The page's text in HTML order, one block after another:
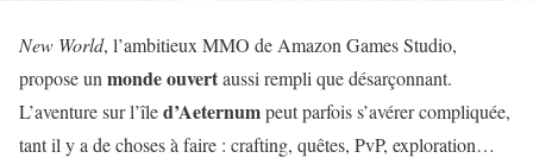
New World, l’ambitieux MMO de Amazon Games Studio,
propose un monde ouvertaussi rempli que désarçonnant.
L’aventure sur l’îled’Aeternumpeut parfois s’avérer compliquée,
tant il y a de choses à faire : crafting, quêtes, PvP, exploration…